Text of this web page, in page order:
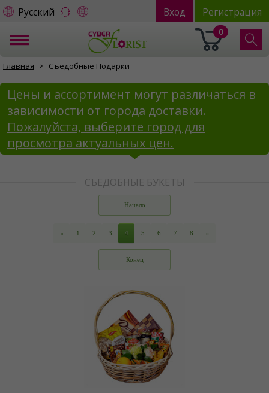
Русский Вход Регистрация
0
Главная Съедобные Подарки
Цены и ассортимент могут различаться в
зависимости от города доставки.
Пожалуйста, выберите город для
просмотра актуальных цен.
СЪЕДОБНЫЕ БУКЕТЫ
Начало
« 1 2 3 4 5 6 7 8 »
Конец